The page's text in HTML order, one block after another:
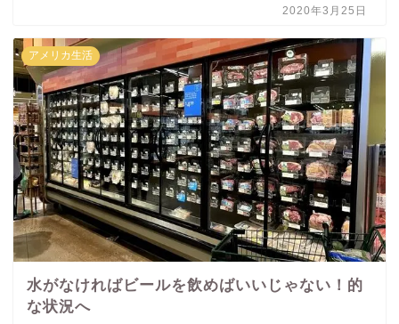
2020年3月25日
アメリカ生活
水がなければビールを飲めばいいじゃない！的
な状況へ